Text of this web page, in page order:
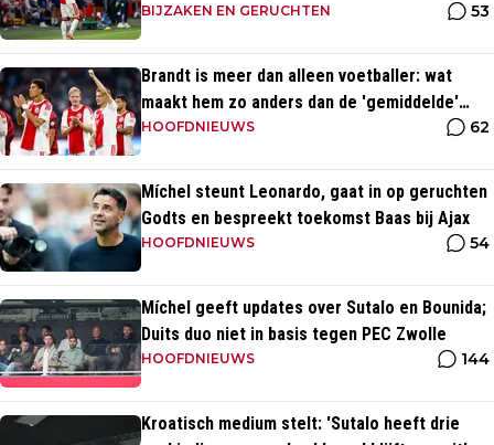
BIJZAKEN EN GERUCHTEN 53
Brandt is meer dan alleen voetballer: wat
maakt hem zo anders dan de 'gemiddelde'
voetballer?
HOOFDNIEUWS 62
Míchel steunt Leonardo, gaat in op geruchten
Godts en bespreekt toekomst Baas bij Ajax
HOOFDNIEUWS 54
Míchel geeft updates over Sutalo en Bounida;
Duits duo niet in basis tegen PEC Zwolle
HOOFDNIEUWS 144
Kroatisch medium stelt: 'Sutalo heeft drie